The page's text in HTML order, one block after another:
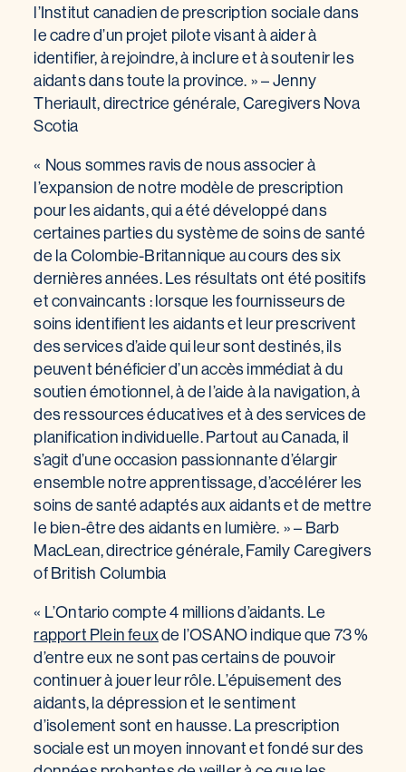
l’Institut canadien de prescription sociale dans
le cadre d’un projet pilote visant à aider à
identifier, à rejoindre, à inclure et à soutenir les
aidants dans toute la province. » – Jenny
Theriault, directrice générale, Caregivers Nova
Scotia
« Nous sommes ravis de nous associer à
l’expansion de notre modèle de prescription
pour les aidants, qui a été développé dans
certaines parties du système de soins de santé
de la Colombie-Britannique au cours des six
dernières années. Les résultats ont été positifs
et convaincants : lorsque les fournisseurs de
soins identifient les aidants et leur prescrivent
des services d’aide qui leur sont destinés, ils
peuvent bénéficier d’un accès immédiat à du
soutien émotionnel, à de l’aide à la navigation, à
des ressources éducatives et à des services de
planification individuelle. Partout au Canada, il
s’agit d’une occasion passionnante d’élargir
ensemble notre apprentissage, d’accélérer les
soins de santé adaptés aux aidants et de mettre
le bien-être des aidants en lumière. » – Barb
MacLean, directrice générale, Family Caregivers
of British Columbia
« L’Ontario compte 4 millions d’aidants. Le
rapport Plein feuxde l’OSANO indique que 73 %
d’entre eux ne sont pas certains de pouvoir
continuer à jouer leur rôle. L’épuisement des
aidants, la dépression et le sentiment
d’isolement sont en hausse. La prescription
sociale est un moyen innovant et fondé sur des